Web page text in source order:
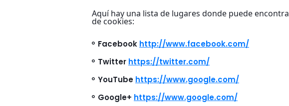
Aquí hay una lista de lugares donde puede
de cookies:
Facebook http://www.facebook.com/
Twitter https://twitter.com/
YouTube https://www.google.com/
Google+ https://www.google.com/